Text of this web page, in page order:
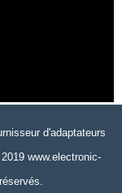
d'adaptateurs
www.electronic-